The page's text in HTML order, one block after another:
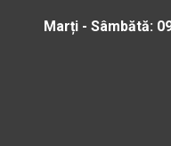
Marți - Sâmbătă: